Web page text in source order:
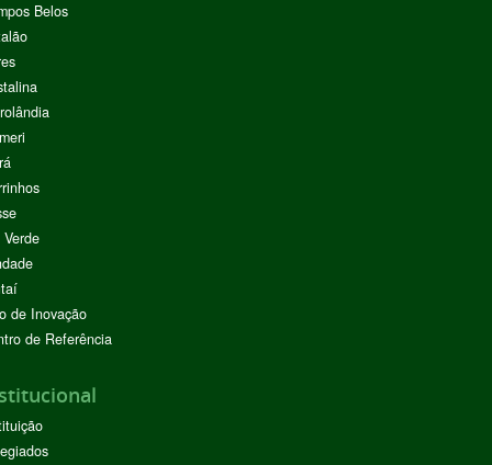
Belos
de Inovação
de Referência